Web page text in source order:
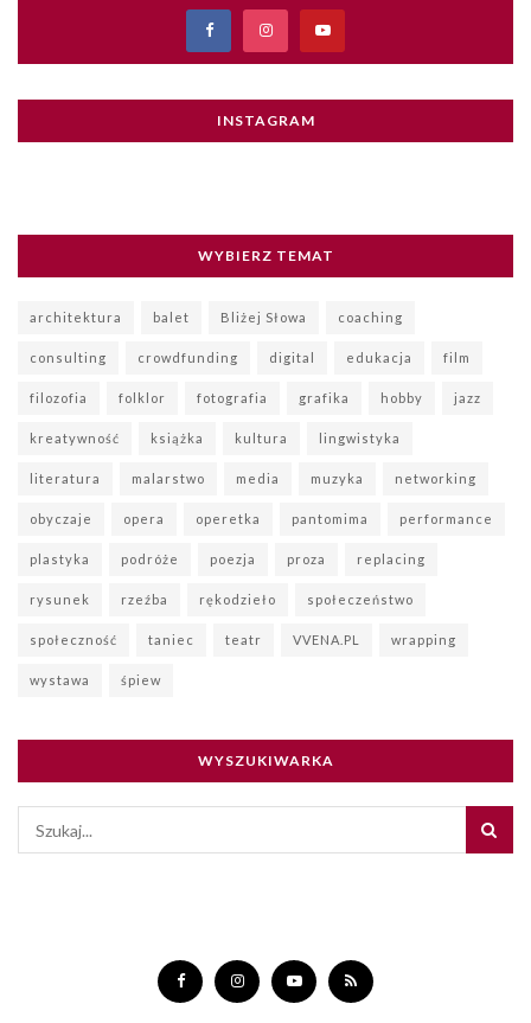
INSTAGRAM
WYBIERZ TEMAT
architektura balet Bliżej Słowa coaching
consulting crowdfunding digital edukacja film
filozofia folklor fotografia grafika hobby jazz
kreatywność książka kultura lingwistyka
literatura malarstwo media muzyka networking
obyczaje opera operetka pantomima performance
plastyka podróże poezja proza replacing
rysunek rzeźba rękodzieło społeczeństwo
społeczność taniec teatr VVENA.PL wrapping
wystawa śpiew
WYSZUKIWARKA